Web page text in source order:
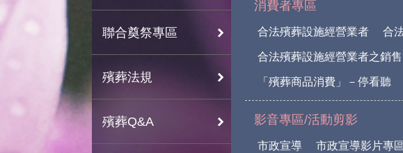
聯合奠祭專區
殯葬法規
殯葬Q&A
消費者專區
合法殯葬設施經營業者 合
合法殯葬設施經營業者之銷
「殯葬商品消費」－停看聽
影音專區/活動剪影
市政宣導 市政宣導影片專